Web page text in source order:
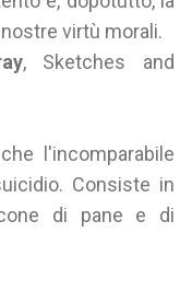
virtù morali.
, Sketches and
l'incomparabile
Consiste in
di pane e di